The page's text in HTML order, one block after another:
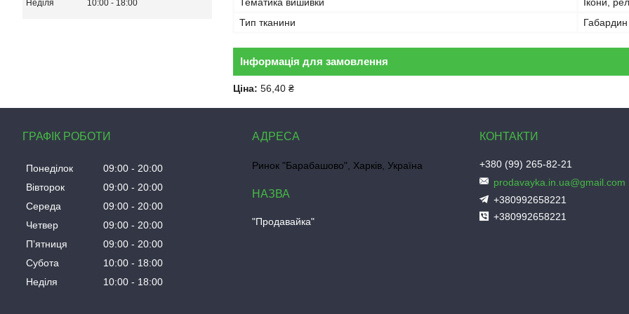
Тип тканини
Габардин
Інформація для замовлення
Ціна: 56,40 ₴
Неділя 10:00 18:00
ГРАФІК РОБОТИ
Понеділок 09:00
20:00
Вівторок
09:00
20:00
Середа
09:00
20:00
Четвер
09:00
20:00
Пʼятниця
09:00
20:00
Субота
10:00
18:00
Неділя
10:00 18:00
Ринок "Барабашово", Харків, Україна
"Продавайка"
+380 (99) 265-82-21
prodavayka.in.ua@gmail.com
+380992658221
+380992658221